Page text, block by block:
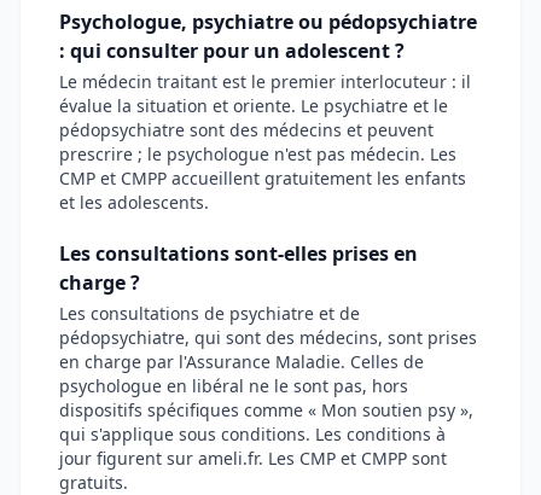
Psychologue, psychiatre ou pédopsychiatre
: qui consulter pour un adolescent ?
Le médecin traitant est le premier interlocuteur : il
évalue la situation et oriente. Le psychiatre et le
pédopsychiatre sont des médecins et peuvent
prescrire ; le psychologue n'est pas médecin. Les
CMP et CMPP accueillent gratuitement les enfants
et les adolescents.
Les consultations sont-elles prises en
charge ?
Les consultations de psychiatre et de
pédopsychiatre, qui sont des médecins, sont prises
en charge par l'Assurance Maladie. Celles de
psychologue en libéral ne le sont pas, hors
dispositifs spécifiques comme « Mon soutien psy »,
qui s'applique sous conditions. Les conditions à
jour figurent sur ameli.fr. Les CMP et CMPP sont
gratuits.